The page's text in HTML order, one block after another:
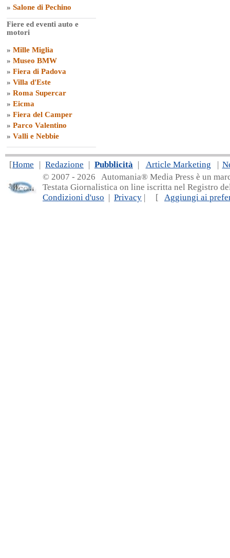
» Salone di Pechino
Fiere ed eventi auto e
motori
» Mille Miglia
» Museo BMW
» Fiera di Padova
» Villa d'Este
» Roma Supercar
» Eicma
» Fiera del Camper
» Parco Valentino
» Valli e Nebbie
[Home | Redazione | Pubblicità | Article Marketing |
© 2007 - 2026 Automania® Media Press è un
Testata Giornalistica on line iscritta nel Registro
Condizioni d'uso | Privacy | [ Aggiungi ai